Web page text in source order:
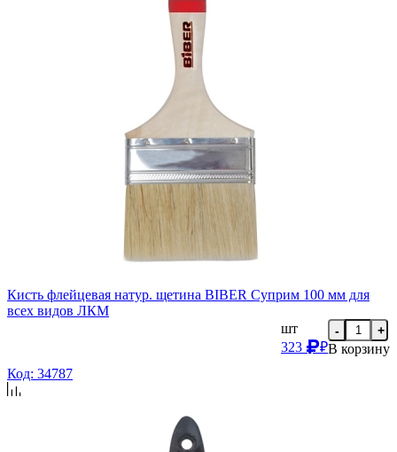
Кисть флейцевая натур. щетина BIBER Суприм 100 мм для
всех видов ЛКМ
шт
323
₽
- +
В корзину
Код: 34787